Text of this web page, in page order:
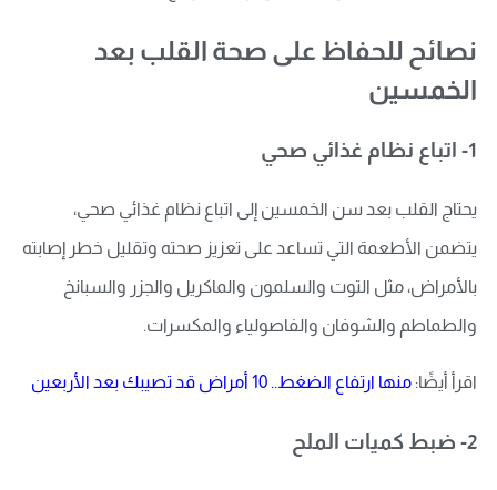
نصائح للحفاظ على صحة القلب بعد
الخمسين
1- اتباع نظام غذائي صحي
يحتاج القلب بعد سن الخمسين إلى اتباع نظام غذائي صحي،
يتضمن الأطعمة التي تساعد على تعزيز صحته وتقليل خطر إصابته
بالأمراض، مثل التوت والسلمون والماكريل والجزر والسبانخ
والطماطم والشوفان والفاصولياء والمكسرات.
اقرأ أيضًا: منها ارتفاع الضغط.. 10 أمراض قد تصيبك بعد الأربعين
2- ضبط كميات الملح